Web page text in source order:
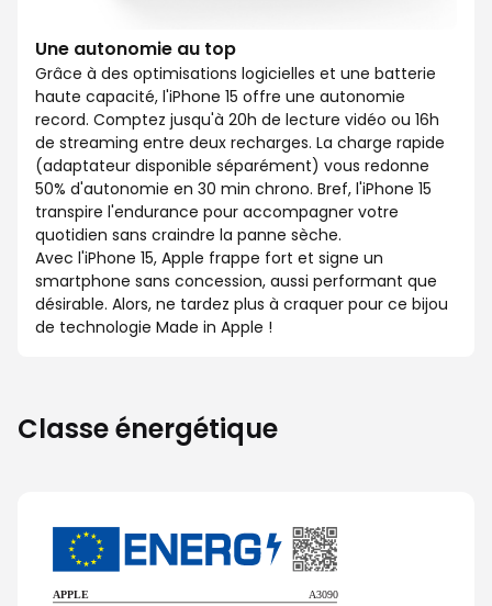
Une autonomie au top
Grâce à des optimisations logicielles et une batterie
haute capacité, l'iPhone 15 offre une autonomie
record. Comptez jusqu'à 20h de lecture vidéo ou 16h
de streaming entre deux recharges. La charge rapide
(adaptateur disponible séparément) vous redonne
50% d'autonomie en 30 min chrono. Bref, l'iPhone 15
transpire l'endurance pour accompagner votre
quotidien sans craindre la panne sèche.
Avec l'iPhone 15, Apple frappe fort et signe un
smartphone sans concession, aussi performant que
désirable. Alors, ne tardez plus à craquer pour ce bijou
de technologie Made in Apple !
Classe énergétique